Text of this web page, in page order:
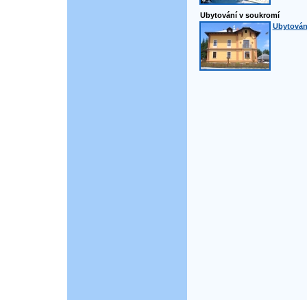
Ubytování v soukromí